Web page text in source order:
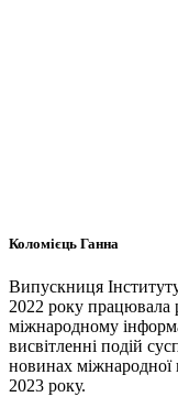
Коломієць Ганна
Випускниця
2022 року працювала
міжнародному
висвітленні подій
новинах міжнародної
2023 року.